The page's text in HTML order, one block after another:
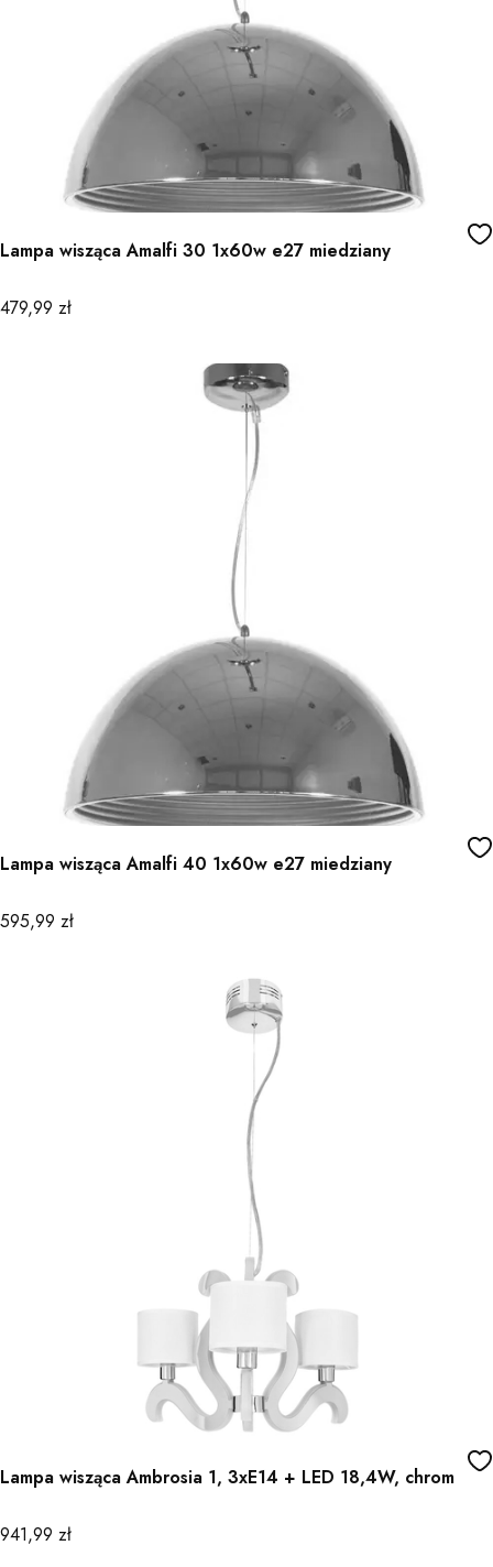
Lampa wisząca Amalfi 30 1x60w e27 miedziany
Cena
479,99 zł
Lampa wisząca Amalfi 40 1x60w e27 miedziany
Cena
595,99 zł
Lampa wisząca Ambrosia 1, 3xE14 + LED 18,4W, chrom
Cena
941,99 zł